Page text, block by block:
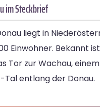
im Steckbrief
liegt in
Einwohner. Bekannt
Tor zur Wachau, einem
entlang der Donau.